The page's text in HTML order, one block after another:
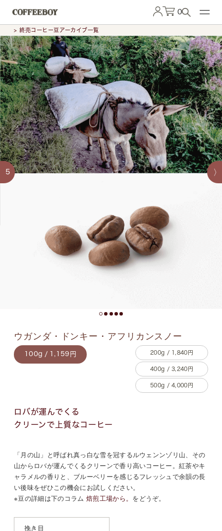
0
> 終売コーヒー豆アーカイブ一覧
5
ウガンダ・ドンキー・アフリカンスノー
100g / 1,159円 200g / 1,840円
400g / 3,240円
500g / 4,000円
ロバが運んでくる
クリーンで上質なコーヒー
「月の山」と呼ばれ真っ白な雪を冠するルウェンンゾリ山、その
山からロバが運んでくるクリーンで香り高いコーヒー。紅茶やキ
ャラメルの香りと、ブルーベリーを感じるフレッシュで余韻の長
い後味をぜひこの機会にお試しください。
※豆の詳細は下のコラム 焙煎工場から。 をどうぞ。